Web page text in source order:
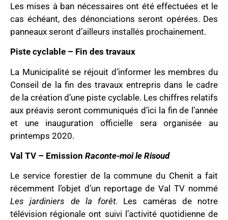
Les mises à ban nécessaires ont été effectuées et le
cas échéant, des dénonciations seront opérées. Des
panneaux seront d’ailleurs installés prochainement.
Piste cyclable – Fin des travaux
La Municipalité se réjouit d’informer les membres du
Conseil de la fin des travaux entrepris dans le cadre
de la création d’une piste cyclable. Les chiffres relatifs
aux préavis seront communiqués d’ici la fin de l’année
et une inauguration officielle sera organisée au
printemps 2020.
Val TV – Emission Raconte-moi le Risoud
Le service forestier de la commune du Chenit a fait
récemment l’objet d’un reportage de Val TV nommé
Les jardiniers de la forêt. Les caméras de notre
télévision régionale ont suivi l’activité quotidienne de